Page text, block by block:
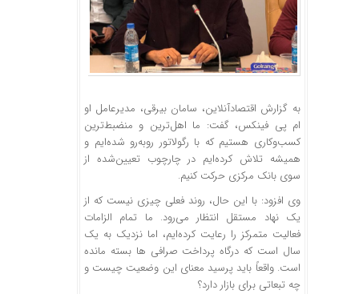
به گزارش اقتصادآنلاین، سامان بیرقی، مدیرعامل او
ام پی فینکس، گفت: ما اهل‌ترین و منضبط‌ترین
کسب‌وکاری هستیم که با رگولاتور روبه‌رو شده‌ایم و
همیشه تلاش کرده‌ایم در چارچوب تعیین‌شده از
سوی بانک مرکزی حرکت کنیم.
وی افزود: با این حال، روند فعلی چیزی نیست که از
یک نهاد مستقل انتظار می‌رود. ما تمام الزامات
فعالیت متمرکز را رعایت کرده‌ایم، اما نزدیک به یک
سال است که درگاه پرداخت صرافی ها بسته مانده
است. واقعاً باید پرسید معنای این وضعیت چیست و
چه تبعاتی برای بازار دارد؟